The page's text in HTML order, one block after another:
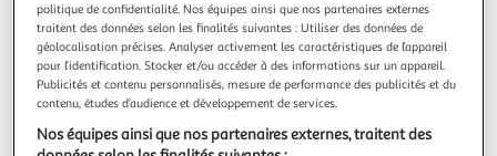
Autour de votre point de retrait
politique de confidentialité. Nos équipes ainsi que nos partenaires externes
traitent des données selon les finalités suivantes : Utiliser des données de
géolocalisation précises. Analyser activement les caractéristiques de l’appareil
pour l’identification. Stocker et/ou accéder à des informations sur un appareil.
Publicités et contenu personnalisés, mesure de performance des publicités et du
contenu, études d’audience et développement de services.
Nos équipes ainsi que nos partenaires externes, traitent des